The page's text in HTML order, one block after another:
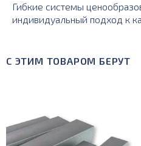
Гибкие системы
индивидуальный подход к
С ЭТИМ ТОВАРОМ БЕРУТ